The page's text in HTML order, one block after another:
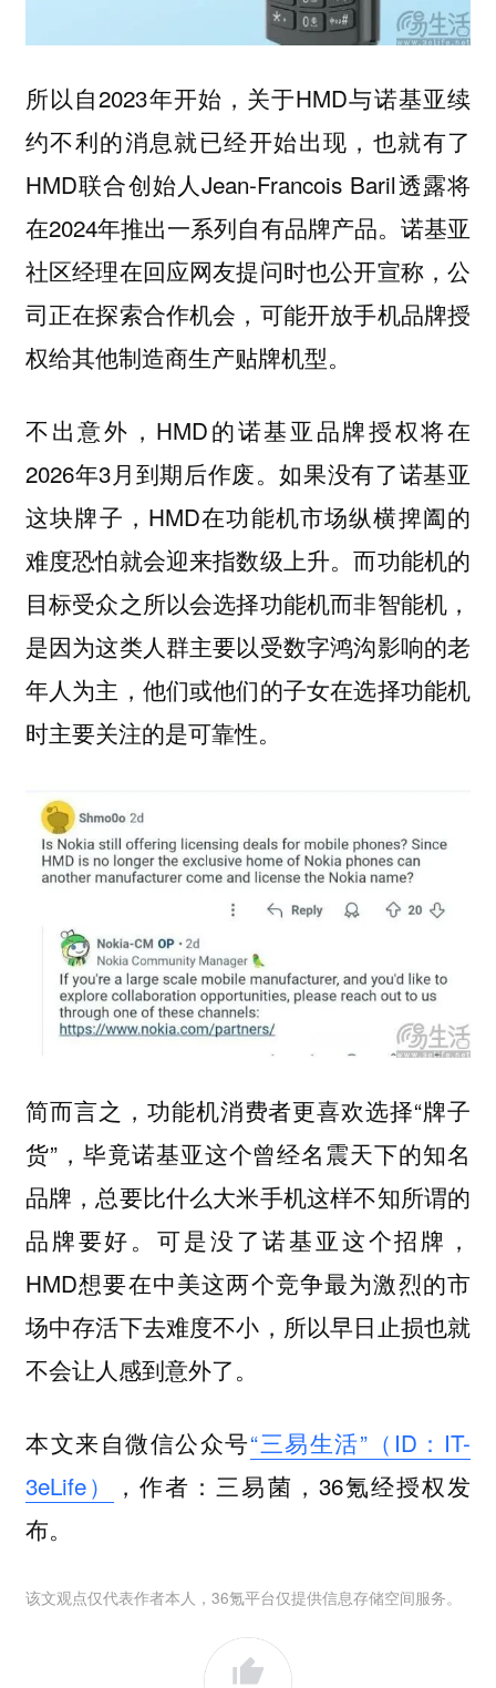
所以自2023年开始，关于HMD与诺基亚续
约不利的消息就已经开始出现，也就有了
HMD联合创始人Jean-Francois Baril透露将
在2024年推出一系列自有品牌产品。诺基亚
社区经理在回应网友提问时也公开宣称，公
司正在探索合作机会，可能开放手机品牌授
权给其他制造商生产贴牌机型。
不出意外，HMD的诺基亚品牌授权将在
2026年3月到期后作废。如果没有了诺基亚
这块牌子，HMD在功能机市场纵横捭阖的
难度恐怕就会迎来指数级上升。而功能机的
目标受众之所以会选择功能机而非智能机，
是因为这类人群主要以受数字鸿沟影响的老
年人为主，他们或他们的子女在选择功能机
时主要关注的是可靠性。
简而言之，功能机消费者更喜欢选择“牌子
货”，毕竟诺基亚这个曾经名震天下的知名
品牌，总要比什么大米手机这样不知所谓的
品牌要好。可是没了诺基亚这个招牌，
HMD想要在中美这两个竞争最为激烈的市
场中存活下去难度不小，所以早日止损也就
不会让人感到意外了。
本文来自微信公众号“三易生活”（ID：IT-
3eLife）
，作者：三易菌，36氪经授权发
布。
该文观点仅代表作者本人，36氪平台仅提供信息存储空间服务。